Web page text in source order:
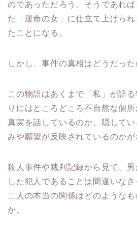
のであっただろう。そうであれば
た「運命の女」に仕立て上げら
たことになる。
しかし、事件の真相はどうだった
この物語はあくまで「私」が語
りにはところどころ不自然な個
真実を話しているのか、隠して
みや願望が反映されているのかが
殺人事件や裁判記録から見て、
した犯人であることは間違いな
二人の本当の関係はどのような
か。